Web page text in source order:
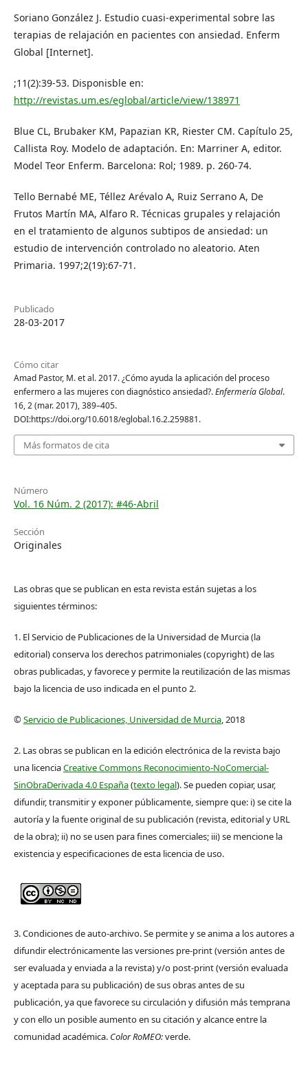
Soriano González J. Estudio cuasi-experimental sobre las
terapias de relajación en pacientes con ansiedad. Enferm
Global [Internet].
;11(2):39-53. Disponisble en:
http://revistas.um.es/eglobal/article/view/138971
Blue CL, Brubaker KM, Papazian KR, Riester CM. Capítulo 25,
Callista Roy. Modelo de adaptación. En: Marriner A, editor.
Model Teor Enferm. Barcelona: Rol; 1989. p. 260-74.
Tello Bernabé ME, Téllez Arévalo A, Ruiz Serrano A, De
Frutos Martín MA, Alfaro R. Técnicas grupales y relajación
en el tratamiento de algunos subtipos de ansiedad: un
estudio de intervención controlado no aleatorio. Aten
Primaria. 1997;2(19):67-71.
Publicado
28-03-2017
Cómo citar
Amad Pastor, M. et al. 2017. ¿Cómo ayuda la aplicación del proceso
enfermero a las mujeres con diagnóstico ansiedad?.Enfermería Global.
16, 2 (mar. 2017), 389–405.
DOI:https://doi.org/10.6018/eglobal.16.2.259881.
Más formatos de cita
Número
Vol. 16 Núm. 2 (2017): #46-Abril
Sección
Originales
Las obras que se publican en esta revista están sujetas a los
siguientes términos:
1. El Servicio de Publicaciones de la Universidad de Murcia (la
editorial) conserva los derechos patrimoniales (copyright) de las
obras publicadas, y favorece y permite la reutilización de las mismas
bajo la licencia de uso indicada en el punto 2.
©Servicio de Publicaciones, Universidad de Murcia, 2018
2. Las obras se publican en la edición electrónica de la revista bajo
una licenciaCreative Commons Reconocimiento-NoComercial-
SinObraDerivada 4.0 España(texto legal). Se pueden copiar, usar,
difundir, transmitir y exponer públicamente, siempre que: i) se cite la
autoría y la fuente original de su publicación (revista, editorial y URL
de la obra); ii) no se usen para fines comerciales; iii) se mencione la
existencia y especificaciones de esta licencia de uso.
3. Condiciones de auto-archivo. Se permite y se anima a los autores a
difundir electrónicamente las versiones pre-print (versión antes de
ser evaluada y enviada a la revista) y/o post-print (versión evaluada
y aceptada para su publicación) de sus obras antes de su
publicación, ya que favorece su circulación y difusión más temprana
y con ello un posible aumento en su citación y alcance entre la
comunidad académica. Color RoMEO:verde.